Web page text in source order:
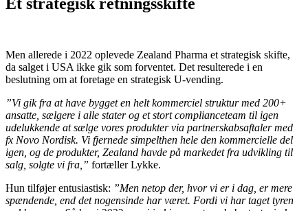
Men allerede i 2022 oplevede Zealand Pharma et strategisk skifte,
da salget i USA ikke gik som forventet. Det resulterede i en
beslutning om at foretage en strategisk U-vending.
”Vi gik fra at have bygget en helt kommerciel struktur med 200+
ansatte, sælgere i alle stater og et stort complianceteam til igen
udelukkende at sælge vores produkter via partnerskabsaftaler med
fx Novo Nordisk. Vi fjernede simpelthen hele den kommercielle del
igen, og de produkter, Zealand havde på markedet fra udvikling til
salg, solgte vi fra,” fortæller Lykke.
Hun tilføjer entusiastisk: ”Men netop der, hvor vi er i dag, er mere
spændende, end det nogensinde har været. Fordi vi har taget tyren